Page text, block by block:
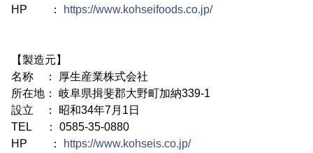
HP ：
https://www.kohseifoods.co.jp/
【製造元】
名称 ： 厚生産業株式会社
所在地： 岐阜県揖斐郡大野町加納339-1
設立 ： 昭和34年7月1日
TEL ： 0585-35-0880
HP ：
https://www.kohseis.co.jp/